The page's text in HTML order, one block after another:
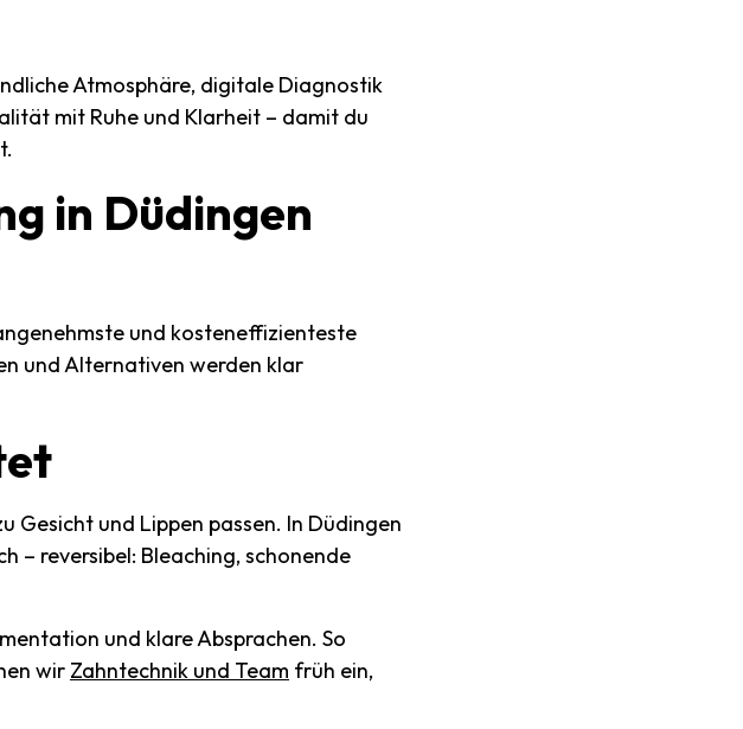
Atmosphäre, digitale Diagnostik
mit Ruhe und Klarheit – damit du
in Düdingen
und kosteneffizienteste
und Alternativen werden klar
Gesicht und Lippen passen. In Düdingen
– reversibel: Bleaching, schonende
und klare Absprachen. So
wir Zahntechnik und Team früh ein,